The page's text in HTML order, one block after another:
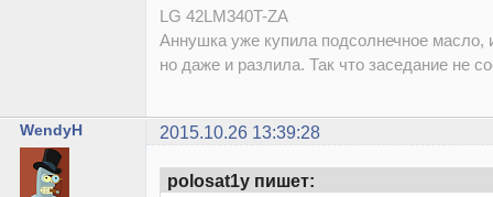
LG 42LM340T-ZA
Аннушка уже купила подсолнечное масло,
но даже и разлила. Так что заседание не
WendyH 2015.10.26 13:39:28
polosat1y пишет: